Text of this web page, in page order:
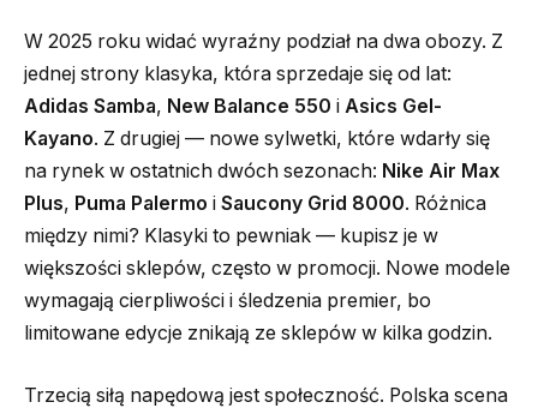
W 2025 roku widać wyraźny podział na dwa obozy. Z
jednej strony klasyka, która sprzedaje się od lat:
Adidas Samba, New Balance 550 i Asics Gel-
Kayano. Z drugiej — nowe sylwetki, które wdarły się
na rynek w ostatnich dwóch sezonach: Nike Air Max
Plus, Puma Palermo i Saucony Grid 8000. Różnica
między nimi? Klasyki to pewniak — kupisz je w
większości sklepów, często w promocji. Nowe modele
wymagają cierpliwości i śledzenia premier, bo
limitowane edycje znikają ze sklepów w kilka godzin.
Trzecią siłą napędową jest społeczność. Polska scena